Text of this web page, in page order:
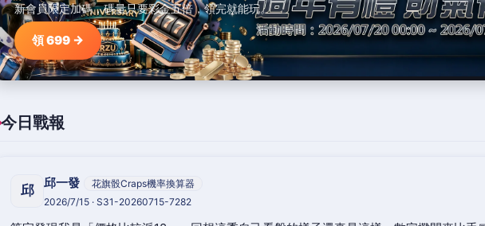
新會員限定加碼，碼量只要彩金五倍，領完就能玩。
領 699 →
今日戰報
邱 邱一發
花旗骰Craps機率換算器
2026/7/15 · S31-20260715-7282